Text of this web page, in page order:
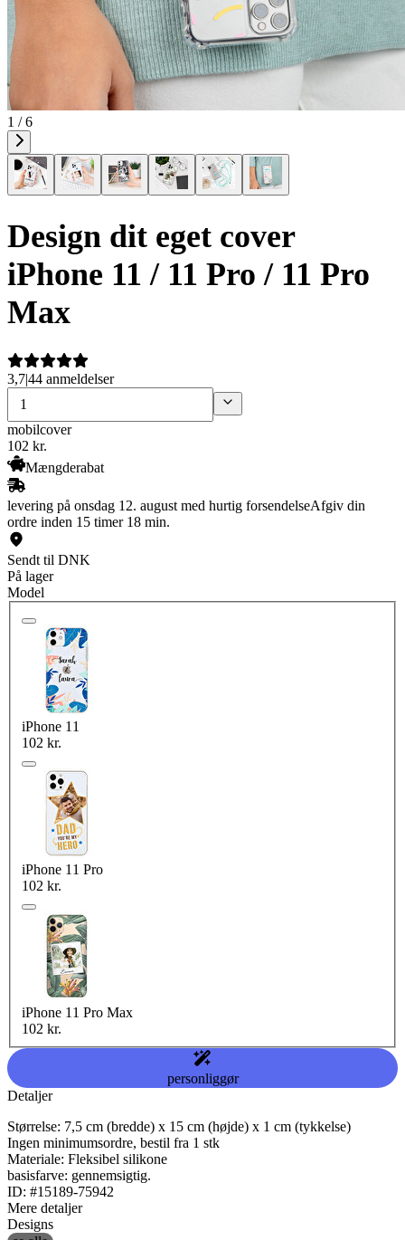
1 / 6
Design dit eget cover
iPhone 11 / 11 Pro / 11 Pro
Max
3,7|44 anmeldelser
mobilcover
102 kr.
Mængderabat
levering på onsdag 12. august med hurtig forsendelseAfgiv din
ordre inden 15 timer 18 min.
Sendt til DNK
På lager
Model
iPhone 11
102 kr.
iPhone 11 Pro
102 kr.
iPhone 11 Pro Max
102 kr.
personliggør
Detaljer
Størrelse: 7,5 cm (bredde) x 15 cm (højde) x 1 cm (tykkelse)
Ingen minimumsordre, bestil fra 1 stk
Materiale: Fleksibel silikone
basisfarve: gennemsigtig.
ID: #15189-75942
Mere detaljer
Designs